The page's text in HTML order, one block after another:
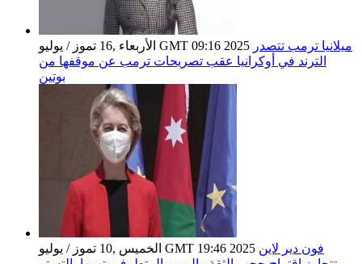
الأربعاء ,16 تموز / يوليو GMT 09:16 2025 ميلانيا ترمب تتصدر
الترند في أوكرانيا عقب تصريحات ترمب عن موقفها من
بوتين
الخميس ,10 تموز / يوليو GMT 19:46 2025 فون دير لاين